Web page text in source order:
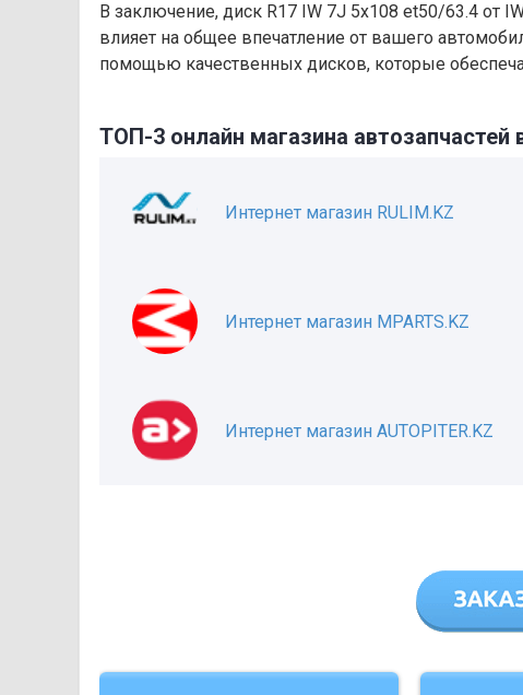
В заключение, диск R17 IW 7J 5х108 et50/63.4 от
влияет на общее впечатление от вашего
помощью качественных дисков, которые
ТОП-3 онлайн магазина автозапчастей
Интернет магазин RULIM.KZ
Интернет магазин MPARTS.KZ
Интернет магазин AUTOPITER.KZ